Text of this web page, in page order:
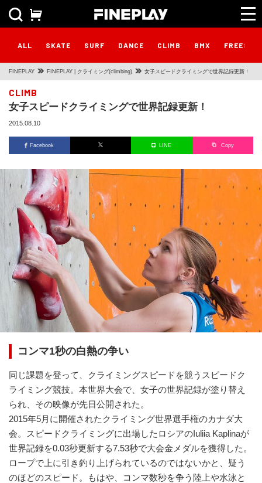
ALL SKATE SURF DANCE CLIMB BMX
FINEPLAY FINEPLAY | クライミング(climbing) 女子スピードクライミングで世界記録更新！
CLIMB
女子スピードクライミングで世界記録更新！
2015.08.10
Facebook LINE Copy
コンマ1秒の白熱の争い
同じ課題を登って、クライミングスピードを競うスピードク
ライミング競技。本世界大会で、女子の世界記録が塗り替え
られ、その映像が先日公開された。
2015年5月に開催されたクライミング世界選手権のカナダ大
会。スピードクライミングに出場したロシアのIuliia Kaplinaが
世界記録を0.03秒更新する7.53秒で大会金メダルを獲得した。
ロープで上に引き釣り上げられているのではないかと、疑う
のほどのスピード。もはや、コンマ数秒を争う陸上や水泳と